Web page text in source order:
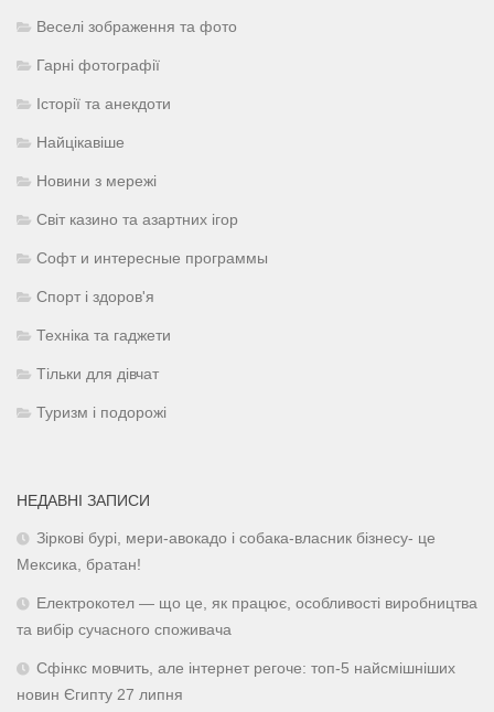
Веселі зображення та фото
Гарні фотографії
Історії та анекдоти
Найцікавіше
Новини з мережі
Світ казино та азартних ігор
Софт и интересные программы
Спорт і здоров'я
Техніка та гаджети
Тільки для дівчат
Туризм і подорожі
НЕДАВНІ ЗАПИСИ
Зіркові бурі, мери-авокадо і собака-власник бізнесу- це
Мексика, братан!
Електрокотел — що це, як працює, особливості виробництва
та вибір сучасного споживача
Сфінкс мовчить, але інтернет регоче: топ-5 найсмішніших
новин Єгипту 27 липня